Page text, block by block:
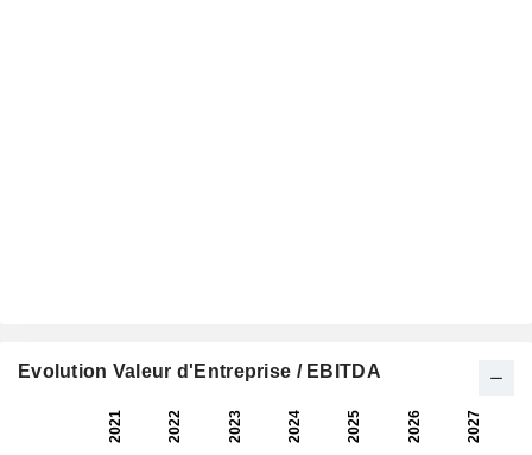
Evolution Valeur d'Entreprise / EBITDA